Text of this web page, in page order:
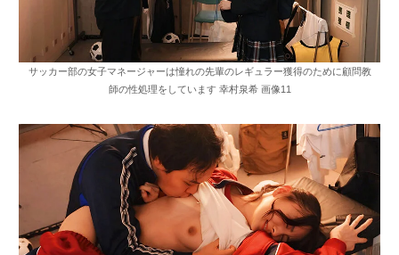
サッカー部の女子マネージャーは憧れの先輩のレギュラー獲得のために顧問教
師の性処理をしています 幸村泉希 画像11